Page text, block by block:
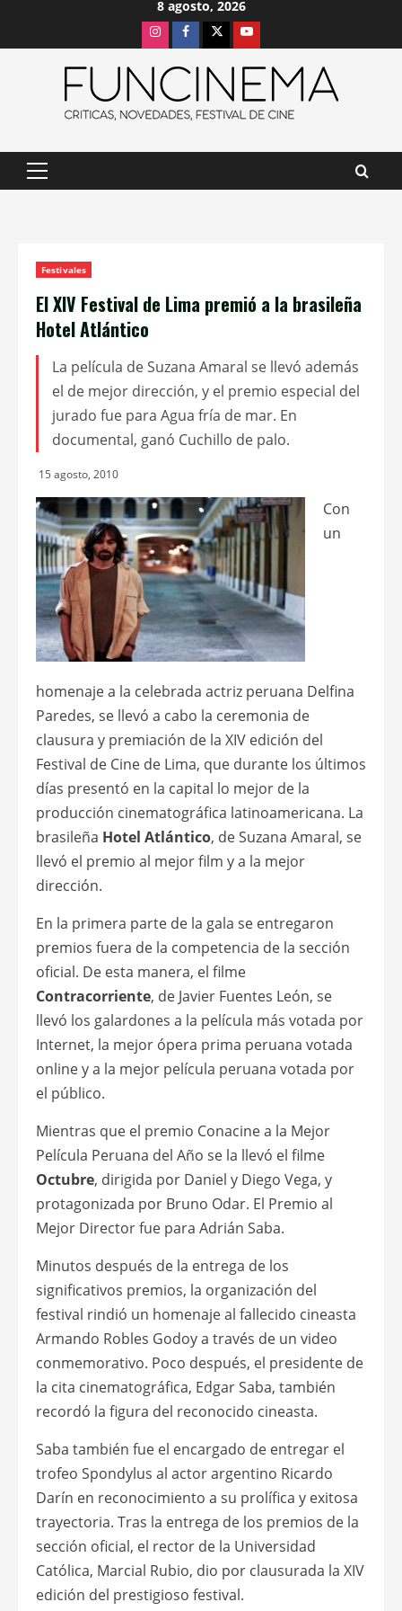
8 agosto, 2026
InstagramFacebook
X Youtube
Menú
Festivales
El XIV Festival de Lima premió a la brasileña
Hotel Atlántico
La película de Suzana Amaral se llevó además
el de mejor dirección, y el premio especial del
jurado fue para Agua fría de mar. En
documental, ganó Cuchillo de palo.
15 agosto, 2010
Con
un
homenaje a la celebrada actriz peruana Delfina
Paredes, se llevó a cabo la ceremonia de
clausura y premiación de la XIV edición del
Festival de Cine de Lima, que durante los últimos
días presentó en la capital lo mejor de la
producción cinematográfica latinoamericana. La
brasileña Hotel Atlántico, de Suzana Amaral, se
llevó el premio al mejor film y a la mejor
dirección.
En la primera parte de la gala se entregaron
premios fuera de la competencia de la sección
oficial. De esta manera, el filme
Contracorriente, de Javier Fuentes León, se
llevó los galardones a la película más votada por
Internet, la mejor ópera prima peruana votada
online y a la mejor película peruana votada por
el público.
Mientras que el premio Conacine a la Mejor
Película Peruana del Año se la llevó el filme
Octubre, dirigida por Daniel y Diego Vega, y
protagonizada por Bruno Odar. El Premio al
Mejor Director fue para Adrián Saba.
Minutos después de la entrega de los
significativos premios, la organización del
festival rindió un homenaje al fallecido cineasta
Armando Robles Godoy a través de un video
conmemorativo. Poco después, el presidente de
la cita cinematográfica, Edgar Saba, también
recordó la figura del reconocido cineasta.
Saba también fue el encargado de entregar el
trofeo Spondylus al actor argentino Ricardo
Darín en reconocimiento a su prolífica y exitosa
trayectoria. Tras la entrega de los premios de la
sección oficial, el rector de la Universidad
Católica, Marcial Rubio, dio por clausurada la XIV
edición del prestigioso festival.